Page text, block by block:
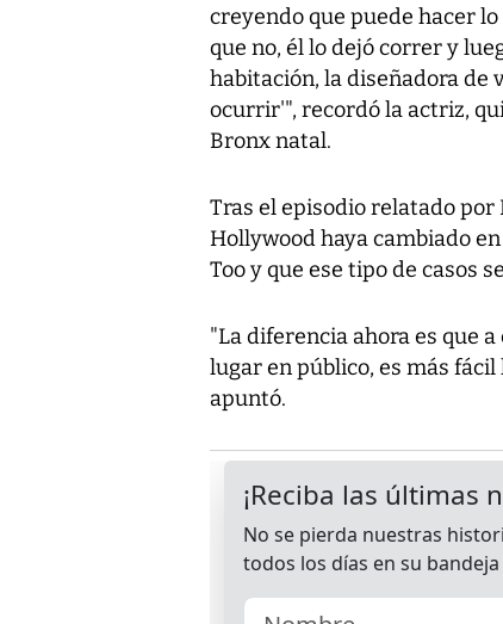
creyendo que puede hacer
que no, él lo dejó correr y
habitación, la diseñadora de
ocurrir'", recordó la actriz,
Bronx natal.
Tras el episodio relatado por
Hollywood haya cambiado
Too y que ese tipo de casos
"La diferencia ahora es que
lugar en público, es más
apuntó.